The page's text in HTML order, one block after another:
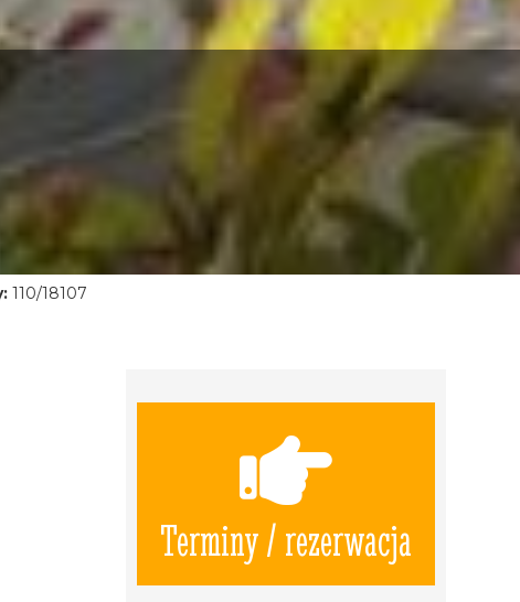
110/18107
Terminy / rezerwacja